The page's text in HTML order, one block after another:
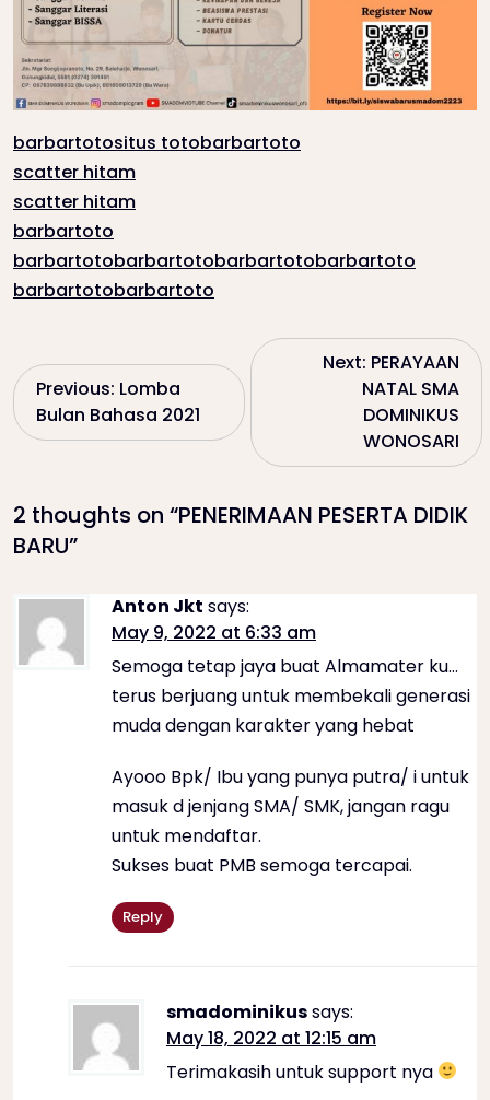
barbartotositus totobarbartoto
scatter hitam
scatter hitam
barbartoto
barbartotobarbartotobarbartotobarbartoto
barbartotobarbartoto
P
o
t
a
Previous: Lomba
Bulan Bahasa 2021
Next: PERAYAAN
NATAL SMA
DOMINIKUS
WONOSARI
2 thoughts on “PENERIMAAN PESERTA DIDIK
BARU”
Anton Jkt says:
May 9, 2022 at 6:33 am
Semoga tetap jaya buat Almamater ku…
terus berjuang untuk membekali generasi
muda dengan karakter yang hebat
Ayooo Bpk/ Ibu yang punya putra/ i untuk
masuk d jenjang SMA/ SMK, jangan ragu
untuk mendaftar.
Sukses buat PMB semoga tercapai.
Reply
smadominikussays:
May 18, 2022 at 12:15 am
Terimakasih untuk support nya